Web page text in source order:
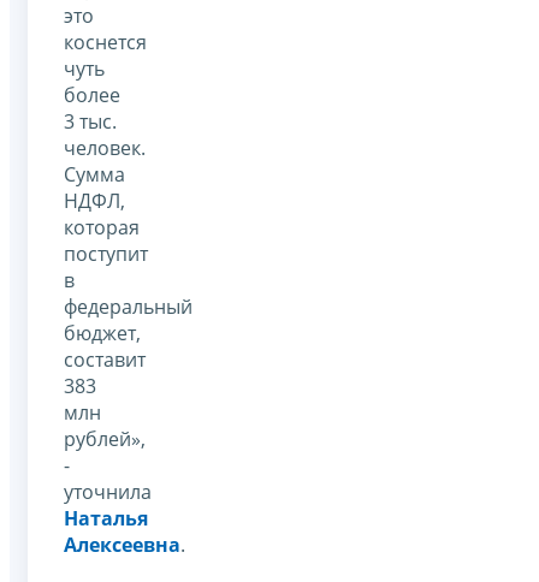
это
коснется
чуть
более
3 тыс.
человек.
Сумма
НДФЛ,
которая
поступит
в
федеральный
бюджет,
составит
383
млн
рублей»,
-
уточнила
Наталья
Алексеевна.